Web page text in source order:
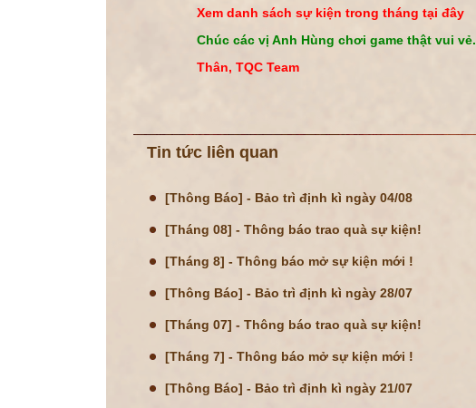
Xem danh sách sự kiện trong tháng tại đây
Chúc các vị Anh Hùng chơi game thật vui vẻ.
Thân, TQC Team
Tin tức liên quan
[Thông Báo] - Bảo trì định kì ngày 04/08
[Tháng 08] - Thông báo trao quà sự kiện!
[Tháng 8] - Thông báo mở sự kiện mới !
[Thông Báo] - Bảo trì định kì ngày 28/07
[Tháng 07] - Thông báo trao quà sự kiện!
[Tháng 7] - Thông báo mở sự kiện mới !
[Thông Báo] - Bảo trì định kì ngày 21/07